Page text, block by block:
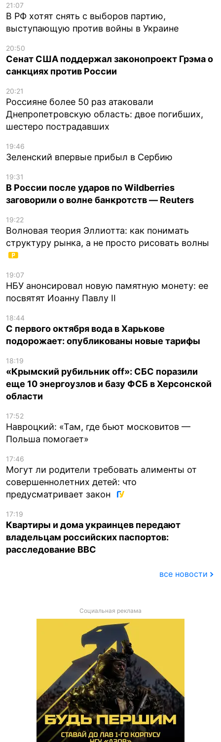
21:07
В РФ хотят снять с выборов партию,
выступающую против войны в Украине
20:50
Сенат США поддержал законопроект Грэма о
санкциях против России
20:21
Россияне более 50 раз атаковали
Днепропетровскую область: двое погибших,
шестеро пострадавших
19:46
Зеленский впервые прибыл в Сербию
19:31
В России после ударов по Wildberries
заговорили о волне банкротств — Reuters
19:22
Волновая теория Эллиотта: как понимать
структуру рынка, а не просто рисовать волны
19:07
НБУ анонсировал новую памятную монету: ее
посвятят Иоанну Павлу II
18:44
С первого октября вода в Харькове
подорожает: опубликованы новые тарифы
18:19
«Крымский рубильник off»: СБС поразили
еще 10 энергоузлов и базу ФСБ в Херсонской
области
17:52
Навроцкий: «Там, где бьют московитов —
Польша помогает»
17:46
Могут ли родители требовать алименты от
совершеннолетних детей: что
предусматривает закон
17:19
Квартиры и дома украинцев передают
владельцам российских паспортов:
расследование BBC
все новости
Социальная реклама